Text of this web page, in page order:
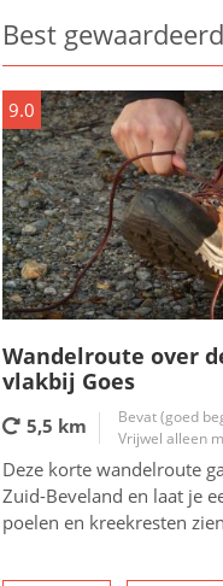
Best
9.0
Wandelroute over
vlakbij Goes
5,5 km
Bevat (goed
Vrijwel alleen
Deze korte wandelroute
Zuid-Beveland en laat je
poelen en kreekresten